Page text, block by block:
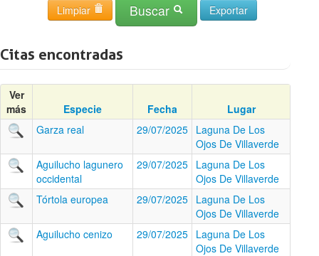
Limpiar Buscar
Citas encontradas
Ver
más
Especie Fecha
Lugar
Garza real
29/07/2025 Laguna De Los
Ojos De Villaverde
Aguilucho lagunero
occidental
29/07/2025 Laguna De Los
Ojos De Villaverde
Tórtola europea
29/07/2025 Laguna De Los
Ojos De Villaverde
Aguilucho cenizo
29/07/2025 Laguna De Los
Ojos De Villaverde